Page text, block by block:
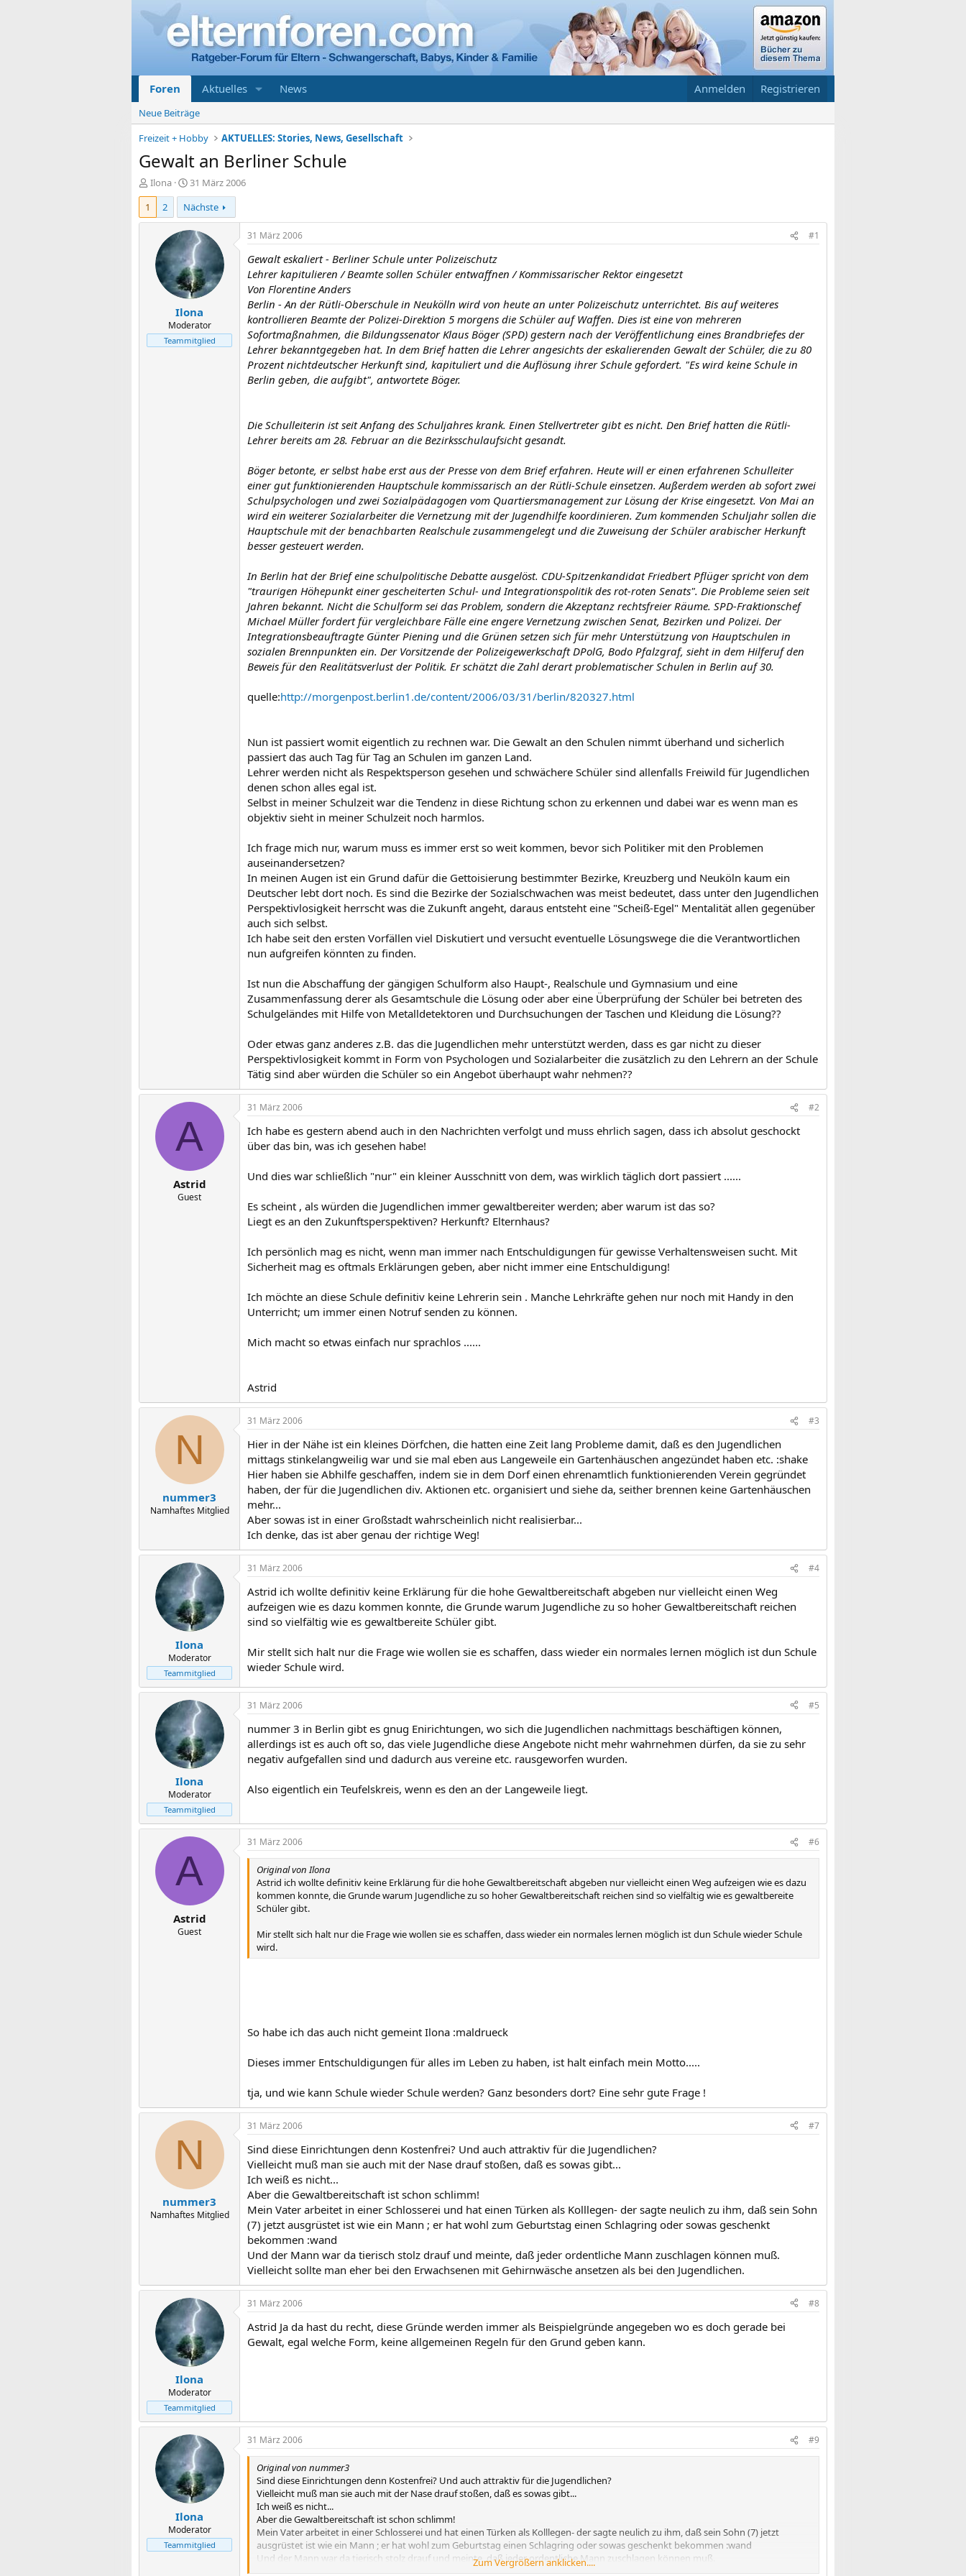
Foren Aktuelles News Anmelden Registrieren
Neue Beiträge
Freizeit + Hobby
AKTUELLES: Stories, News, Gesellschaft
Gewalt an Berliner Schule
E
r
t
Ilona
E
r
s
t
e
l
l
t
a
m
31 März 2006
1
2 Nächste
Ilona
Moderator
Teammitglied
31 März 2006 #1
Gewalt eskaliert - Berliner Schule unter Polizeischutz
Lehrer kapitulieren / Beamte sollen Schüler entwaffnen / Kommissarischer Rektor eingesetzt
Von Florentine Anders
Berlin - An der Rütli-Oberschule in Neukölln wird von heute an unter Polizeischutz unterrichtet. Bis auf weiteres
kontrollieren Beamte der Polizei-Direktion 5 morgens die Schüler auf Waffen. Dies ist eine von mehreren
Sofortmaßnahmen, die Bildungssenator Klaus Böger (SPD) gestern nach der Veröffentlichung eines Brandbriefes der
Lehrer bekanntgegeben hat. In dem Brief hatten die Lehrer angesichts der eskalierenden Gewalt der Schüler, die zu 80
Prozent nichtdeutscher Herkunft sind, kapituliert und die Auflösung ihrer Schule gefordert. "Es wird keine Schule in
Berlin geben, die aufgibt", antwortete Böger.
Die Schulleiterin ist seit Anfang des Schuljahres krank. Einen Stellvertreter gibt es nicht. Den Brief hatten die Rütli-
Lehrer bereits am 28. Februar an die Bezirksschulaufsicht gesandt.
Böger betonte, er selbst habe erst aus der Presse von dem Brief erfahren. Heute will er einen erfahrenen Schulleiter
einer gut funktionierenden Hauptschule kommissarisch an der Rütli-Schule einsetzen. Außerdem werden ab sofort zwei
Schulpsychologen und zwei Sozialpädagogen vom Quartiersmanagement zur Lösung der Krise eingesetzt. Von Mai an
wird ein weiterer Sozialarbeiter die Vernetzung mit der Jugendhilfe koordinieren. Zum kommenden Schuljahr sollen die
Hauptschule mit der benachbarten Realschule zusammengelegt und die Zuweisung der Schüler arabischer Herkunft
besser gesteuert werden.
In Berlin hat der Brief eine schulpolitische Debatte ausgelöst. CDU-Spitzenkandidat Friedbert Pflüger spricht von dem
"traurigen Höhepunkt einer gescheiterten Schul- und Integrationspolitik des rot-roten Senats". Die Probleme seien seit
Jahren bekannt. Nicht die Schulform sei das Problem, sondern die Akzeptanz rechtsfreier Räume. SPD-Fraktionschef
Michael Müller fordert für vergleichbare Fälle eine engere Vernetzung zwischen Senat, Bezirken und Polizei. Der
Integrationsbeauftragte Günter Piening und die Grünen setzen sich für mehr Unterstützung von Hauptschulen in
sozialen Brennpunkten ein. Der Vorsitzende der Polizeigewerkschaft DPolG, Bodo Pfalzgraf, sieht in dem Hilferuf den
Beweis für den Realitätsverlust der Politik. Er schätzt die Zahl derart problematischer Schulen in Berlin auf 30.
quelle:http://morgenpost.berlin1.de/content/2006/03/31/berlin/820327.html
Nun ist passiert womit eigentlich zu rechnen war. Die Gewalt an den Schulen nimmt überhand und sicherlich
passiert das auch Tag für Tag an Schulen im ganzen Land.
Lehrer werden nicht als Respektsperson gesehen und schwächere Schüler sind allenfalls Freiwild für Jugendlichen
denen schon alles egal ist.
Selbst in meiner Schulzeit war die Tendenz in diese Richtung schon zu erkennen und dabei war es wenn man es
objektiv sieht in meiner Schulzeit noch harmlos.
Ich frage mich nur, warum muss es immer erst so weit kommen, bevor sich Politiker mit den Problemen
auseinandersetzen?
In meinen Augen ist ein Grund dafür die Gettoisierung bestimmter Bezirke, Kreuzberg und Neuköln kaum ein
Deutscher lebt dort noch. Es sind die Bezirke der Sozialschwachen was meist bedeutet, dass unter den Jugendlichen
Perspektivlosigkeit herrscht was die Zukunft angeht, daraus entsteht eine "Scheiß-Egel" Mentalität allen gegenüber
auch sich selbst.
Ich habe seit den ersten Vorfällen viel Diskutiert und versucht eventuelle Lösungswege die die Verantwortlichen
nun aufgreifen könnten zu finden.
Ist nun die Abschaffung der gängigen Schulform also Haupt-, Realschule und Gymnasium und eine
Zusammenfassung derer als Gesamtschule die Lösung oder aber eine Überprüfung der Schüler bei betreten des
Schulgeländes mit Hilfe von Metalldetektoren und Durchsuchungen der Taschen und Kleidung die Lösung??
Oder etwas ganz anderes z.B. das die Jugendlichen mehr unterstützt werden, dass es gar nicht zu dieser
Perspektivlosigkeit kommt in Form von Psychologen und Sozialarbeiter die zusätzlich zu den Lehrern an der Schule
Tätig sind aber würden die Schüler so ein Angebot überhaupt wahr nehmen??
A
Astrid
Guest
31 März 2006 #2
Ich habe es gestern abend auch in den Nachrichten verfolgt und muss ehrlich sagen, dass ich absolut geschockt
über das bin, was ich gesehen habe!
Und dies war schließlich "nur" ein kleiner Ausschnitt von dem, was wirklich täglich dort passiert ......
Es scheint , als würden die Jugendlichen immer gewaltbereiter werden; aber warum ist das so?
Liegt es an den Zukunftsperspektiven? Herkunft? Elternhaus?
Ich persönlich mag es nicht, wenn man immer nach Entschuldigungen für gewisse Verhaltensweisen sucht. Mit
Sicherheit mag es oftmals Erklärungen geben, aber nicht immer eine Entschuldigung!
Ich möchte an diese Schule definitiv keine Lehrerin sein . Manche Lehrkräfte gehen nur noch mit Handy in den
Unterricht; um immer einen Notruf senden zu können.
Mich macht so etwas einfach nur sprachlos ......
Astrid
N
nummer3
Namhaftes Mitglied
31 März 2006 #3
Hier in der Nähe ist ein kleines Dörfchen, die hatten eine Zeit lang Probleme damit, daß es den Jugendlichen
mittags stinkelangweilig war und sie mal eben aus Langeweile ein Gartenhäuschen angezündet haben etc. :shake
Hier haben sie Abhilfe geschaffen, indem sie in dem Dorf einen ehrenamtlich funktionierenden Verein gegründet
haben, der für die Jugendlichen div. Aktionen etc. organisiert und siehe da, seither brennen keine Gartenhäuschen
mehr...
Aber sowas ist in einer Großstadt wahrscheinlich nicht realisierbar...
Ich denke, das ist aber genau der richtige Weg!
Ilona
Moderator
Teammitglied
31 März 2006 #4
Astrid ich wollte definitiv keine Erklärung für die hohe Gewaltbereitschaft abgeben nur vielleicht einen Weg
aufzeigen wie es dazu kommen konnte, die Grunde warum Jugendliche zu so hoher Gewaltbereitschaft reichen
sind so vielfältig wie es gewaltbereite Schüler gibt.
Mir stellt sich halt nur die Frage wie wollen sie es schaffen, dass wieder ein normales lernen möglich ist dun Schule
wieder Schule wird.
Ilona
Moderator
Teammitglied
31 März 2006 #5
nummer 3 in Berlin gibt es gnug Enirichtungen, wo sich die Jugendlichen nachmittags beschäftigen können,
allerdings ist es auch oft so, das viele Jugendliche diese Angebote nicht mehr wahrnehmen dürfen, da sie zu sehr
negativ aufgefallen sind und dadurch aus vereine etc. rausgeworfen wurden.
Also eigentlich ein Teufelskreis, wenn es den an der Langeweile liegt.
A
Astrid
Guest
31 März 2006 #6
Original von Ilona
Astrid ich wollte definitiv keine Erklärung für die hohe Gewaltbereitschaft abgeben nur vielleicht einen Weg aufzeigen wie es dazu
kommen konnte, die Grunde warum Jugendliche zu so hoher Gewaltbereitschaft reichen sind so vielfältig wie es gewaltbereite
Schüler gibt.
Mir stellt sich halt nur die Frage wie wollen sie es schaffen, dass wieder ein normales lernen möglich ist dun Schule wieder Schule
wird.
So habe ich das auch nicht gemeint Ilona :maldrueck
Dieses immer Entschuldigungen für alles im Leben zu haben, ist halt einfach mein Motto.....
tja, und wie kann Schule wieder Schule werden? Ganz besonders dort? Eine sehr gute Frage !
N
nummer3
Namhaftes Mitglied
31 März 2006 #7
Sind diese Einrichtungen denn Kostenfrei? Und auch attraktiv für die Jugendlichen?
Vielleicht muß man sie auch mit der Nase drauf stoßen, daß es sowas gibt...
Ich weiß es nicht...
Aber die Gewaltbereitschaft ist schon schlimm!
Mein Vater arbeitet in einer Schlosserei und hat einen Türken als Kolllegen- der sagte neulich zu ihm, daß sein Sohn
(7) jetzt ausgrüstet ist wie ein Mann ; er hat wohl zum Geburtstag einen Schlagring oder sowas geschenkt
bekommen :wand
Und der Mann war da tierisch stolz drauf und meinte, daß jeder ordentliche Mann zuschlagen können muß.
Vielleicht sollte man eher bei den Erwachsenen mit Gehirnwäsche ansetzen als bei den Jugendlichen.
Ilona
Moderator
Teammitglied
31 März 2006 #8
Astrid Ja da hast du recht, diese Gründe werden immer als Beispielgründe angegeben wo es doch gerade bei
Gewalt, egal welche Form, keine allgemeinen Regeln für den Grund geben kann.
Ilona
Moderator
Teammitglied
31 März 2006 #9
Original von nummer3
Sind diese Einrichtungen denn Kostenfrei? Und auch attraktiv für die Jugendlichen?
Vielleicht muß man sie auch mit der Nase drauf stoßen, daß es sowas gibt...
Ich weiß es nicht...
Aber die Gewaltbereitschaft ist schon schlimm!
Mein Vater arbeitet in einer Schlosserei und hat einen Türken als Kolllegen- der sagte neulich zu ihm, daß sein Sohn (7) jetzt
ausgrüstet ist wie ein Mann ; er hat wohl zum Geburtstag einen Schlagring oder sowas geschenkt bekommen :wand
Und der Mann war da tierisch stolz drauf und meinte, daß jeder ordentliche Mann zuschlagen können muß.
Vielleicht sollte man eher bei den Erwachsenen mit Gehirnwäsche ansetzen als bei den Jugendlichen.
Zum Vergrößern anklicken....